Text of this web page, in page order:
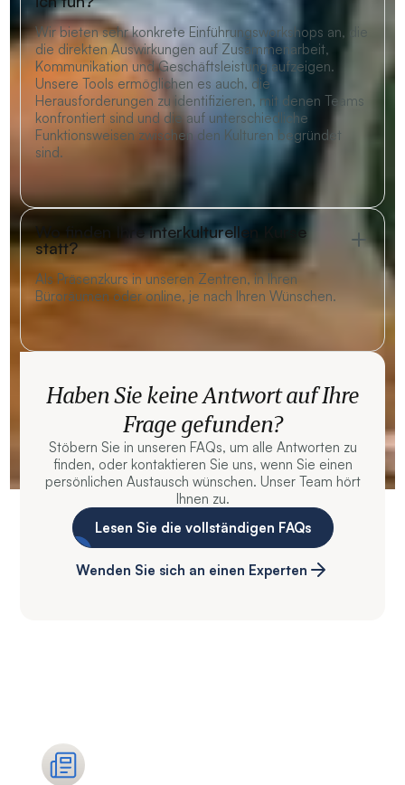
Wir bieten sehr konkrete Einführungsworkshops an, die
die direkten Auswirkungen auf Zusammenarbeit,
Kommunikation und Geschäftsleistung aufzeigen.
Unsere Tools ermöglichen es auch, die
Herausforderungen zu identifizieren, mit denen Teams
konfrontiert sind und die auf unterschiedliche
Funktionsweisen zwischen den Kulturen begründet
sind.
Wo finden Ihre interkulturellen Kurse
statt?
Als Präsenzkurs in unseren Zentren, in Ihren
Büroräumen oder online, je nach Ihren Wünschen.
Haben Sie keine Antwort auf Ihre
Frage gefunden?
Stöbern Sie in unseren FAQs, um alle Antworten zu
finden, oder kontaktieren Sie uns, wenn Sie einen
persönlichen Austausch wünschen. Unser Team hört
Ihnen zu.
Lesen Sie die vollständigen FAQs
Wenden Sie sich an einen Experten